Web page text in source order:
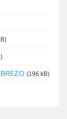
(196 kB)